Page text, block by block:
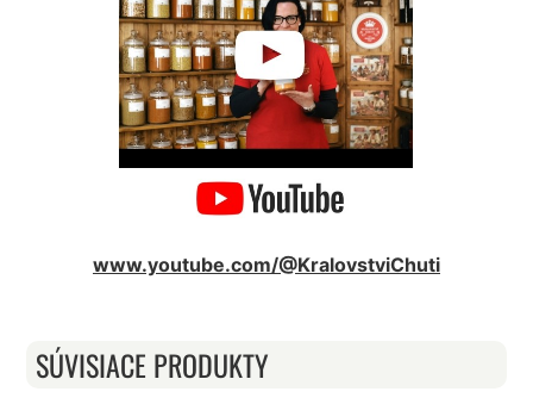
www.youtube.com/@KralovstviChuti
SÚVISIACE PRODUKTY